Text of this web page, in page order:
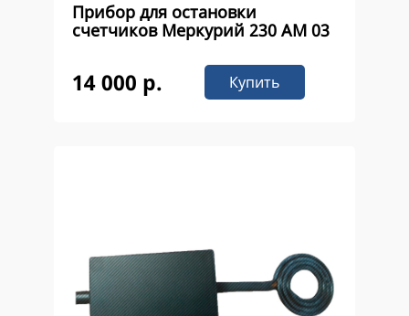
Прибор для остановки
счетчиков Меркурий 230 AM 03
14 000 р. Купить